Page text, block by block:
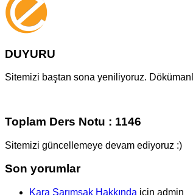
DUYURU
Sitemizi baştan sona yeniliyoruz.
Toplam Ders Notu : 1146
Sitemizi güncellemeye devam ediyoruz :)
Son yorumlar
Kara Sarımsak Hakkında için admin